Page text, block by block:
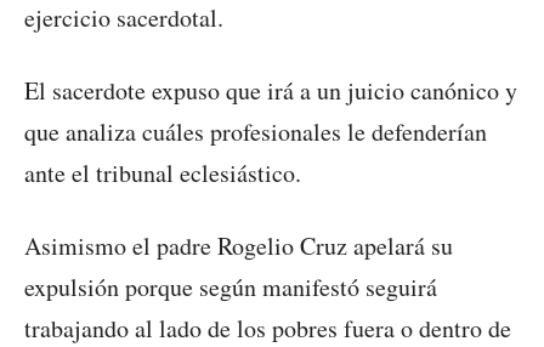
ejercicio sacerdotal.
El sacerdote expuso que irá a un juicio canónico y
que analiza cuáles profesionales le defenderían
ante el tribunal eclesiástico.
Asimismo el padre Rogelio Cruz apelará su
expulsión porque según manifestó seguirá
trabajando al lado de los pobres fuera o dentro de